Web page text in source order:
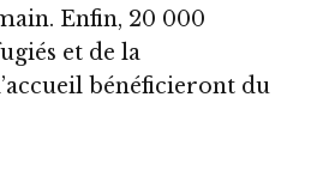
Enfin, 20 000
et de la
bénéficieront du